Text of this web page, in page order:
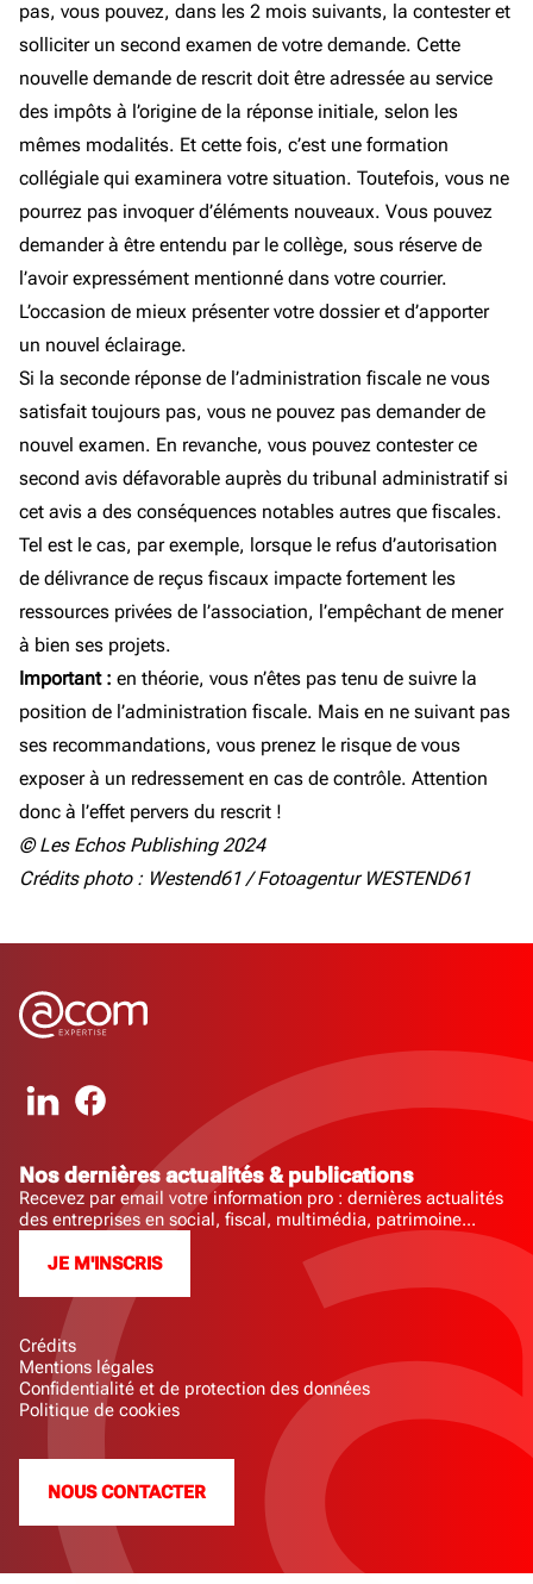
pas, vous pouvez, dans les 2 mois suivants, la contester et
solliciter un second examen de votre demande. Cette
nouvelle demande de rescrit doit être adressée au service
des impôts à l’origine de la réponse initiale, selon les
mêmes modalités. Et cette fois, c’est une formation
collégiale qui examinera votre situation. Toutefois, vous ne
pourrez pas invoquer d’éléments nouveaux. Vous pouvez
demander à être entendu par le collège, sous réserve de
l’avoir expressément mentionné dans votre courrier.
L’occasion de mieux présenter votre dossier et d’apporter
un nouvel éclairage.
Si la seconde réponse de l’administration fiscale ne vous
satisfait toujours pas, vous ne pouvez pas demander de
nouvel examen. En revanche, vous pouvez contester ce
second avis défavorable auprès du tribunal administratif si
cet avis a des conséquences notables autres que fiscales.
Tel est le cas, par exemple, lorsque le refus d’autorisation
de délivrance de reçus fiscaux impacte fortement les
ressources privées de l’association, l’empêchant de mener
à bien ses projets.
Important : en théorie, vous n’êtes pas tenu de suivre la
position de l’administration fiscale. Mais en ne suivant pas
ses recommandations, vous prenez le risque de vous
exposer à un redressement en cas de contrôle. Attention
donc à l’effet pervers du rescrit !
© Les Echos Publishing 2024
Crédits photo : Westend61 / Fotoagentur WESTEND61
Crédits
Mentions légales
Confidentialité et de protection des données
Politique de cookies
NOUS CONTACTER
Nos dernières actualités & publications
Recevez par email votre information pro : dernières actualités
des entreprises en social, fiscal, multimédia, patrimoine...
JE M'INSCRIS